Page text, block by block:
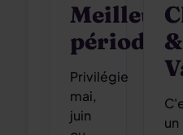
Meilleure
période
Privilégie
mai,
juin
&
un